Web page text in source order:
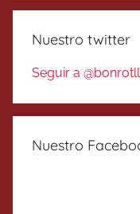
Nuestro twitter
Seguir a
Nuestro